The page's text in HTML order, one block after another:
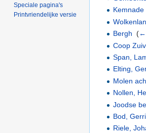
Kemnade
Bergh ‎(←
Coop
Span,
Elting,
Molen
Nollen,
Joodse
Bod,
Riele,
Speciale pagina's
Printvriendelijke versie